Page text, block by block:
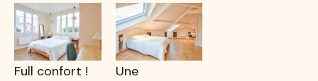
Full confort !
Une